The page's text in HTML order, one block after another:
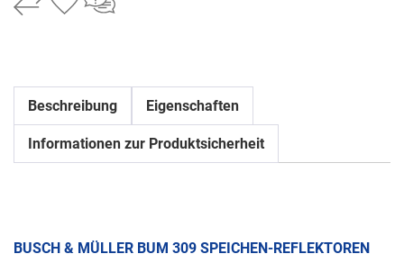
Beschreibung Eigenschaften
Informationen zur Produktsicherheit
BUSCH & MÜLLER BUM 309 SPEICHEN-REFLEKTOREN